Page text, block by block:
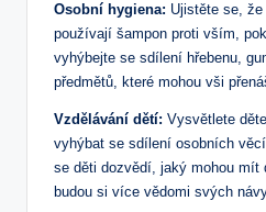
Osobní hygiena: Ujistěte se,
používají šampon proti vším,
vyhýbejte se sdílení hřebenu,
předmětů, které mohou vši
Vzdělávání dětí: Vysvětlete
vyhýbat se sdílení osobních
se děti dozvědí, jaký mohou mít
budou si více vědomi svých